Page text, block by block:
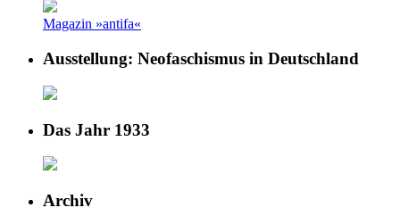
Magazin »antifa«
Ausstellung: Neofaschismus in Deutschland
Das Jahr 1933
Archiv